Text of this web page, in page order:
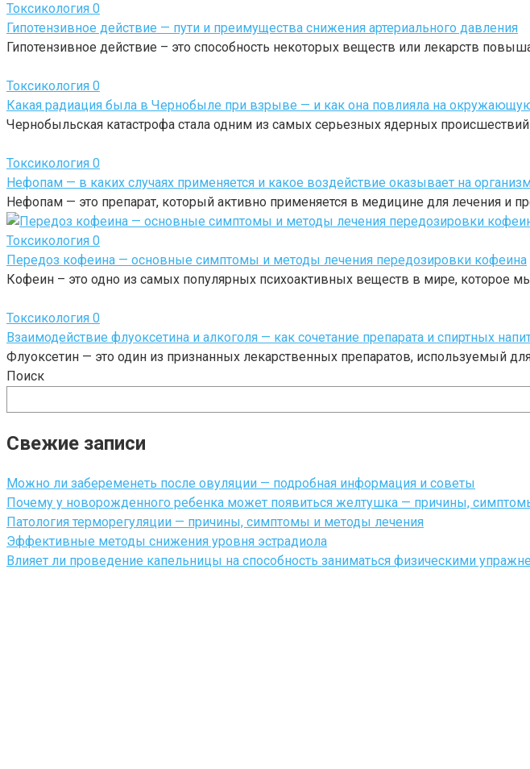
Токсикология 0
Гипотензивное действие — пути и преимущества снижения артериального давления
Гипотензивное действие – это способность некоторых веществ или лекарств
Токсикология 0
Какая радиация была в Чернобыле при взрыве — и как она повлияла на
Чернобыльская катастрофа стала одним из самых серьезных ядерных происшествий
Токсикология 0
Нефопам — в каких случаях применяется и какое воздействие оказывает на
Нефопам — это препарат, который активно применяется в медицине для лечения и
Токсикология 0
Передоз кофеина — основные симптомы и методы лечения передозировки кофеина
Кофеин – это одно из самых популярных психоактивных веществ в мире, которое
Токсикология 0
Взаимодействие флуоксетина и алкоголя — как сочетание препарата и спиртных
Флуоксетин — это один из признанных лекарственных препаратов, используемый
Поиск
Свежие записи
Можно ли забеременеть после овуляции — подробная информация и советы
Почему у новорожденного ребенка может появиться желтушка — причины,
Патология терморегуляции — причины, симптомы и методы лечения
Эффективные методы снижения уровня эстрадиола
Влияет ли проведение капельницы на способность заниматься физическими